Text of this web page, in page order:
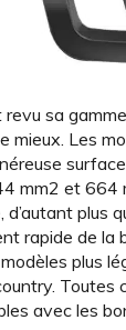
sa
mieux. Les
mm2 et 664
plus
rapide de la
plus
Toutes
avec les